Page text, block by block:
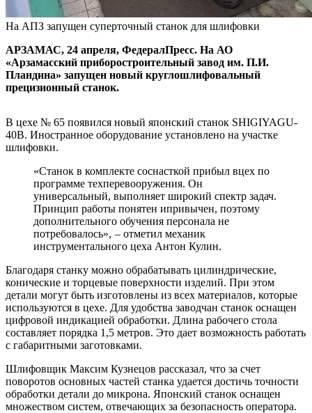
На АПЗ запущен суперточный станок для шлифовки
АРЗАМАС, 24 апреля, ФедералПресс. На АО
«Арзамасский приборостроительный завод им. П.И.
Пландина» запущен новый круглошлифовальный
прецизионный станок.
В цехе № 65 появился новый японский станок SHIGIYAGU-
40B. Иностранное оборудование установлено на участке
шлифовки.
«Станок в комплекте соснасткой прибыл вцех по
программе техперевооружения. Он
универсальный, выполняет широкий спектр задач.
Принцип работы понятен ипривычен, поэтому
дополнительного обучения персонала не
потребовалось», – отметил механик
инструментального цеха Антон Кулин.
Благодаря станку можно обрабатывать цилиндрические,
конические и торцевые поверхности изделий. При этом
детали могут быть изготовлены из всех материалов, которые
используются в цехе. Для удобства заводчан станок оснащен
цифровой индикацией обработки. Длина рабочего стола
составляет порядка 1,5 метров. Это дает возможность работать
с габаритными заготовками.
Шлифовщик Максим Кузнецов рассказал, что за счет
поворотов основных частей станка удается достичь точности
обработки детали до микрона. Японский станок оснащен
множеством систем, отвечающих за безопасность оператора.